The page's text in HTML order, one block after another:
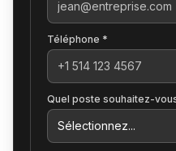
Téléphone *
Quel poste souhaitez-